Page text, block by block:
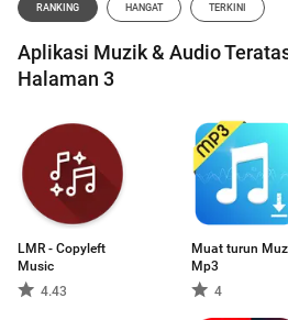
RANKING HANGAT TERKINI
Aplikasi Muzik & Audio
Halaman 3
LMR - Copyleft
Music
4.43
Muat turun
Mp3
4